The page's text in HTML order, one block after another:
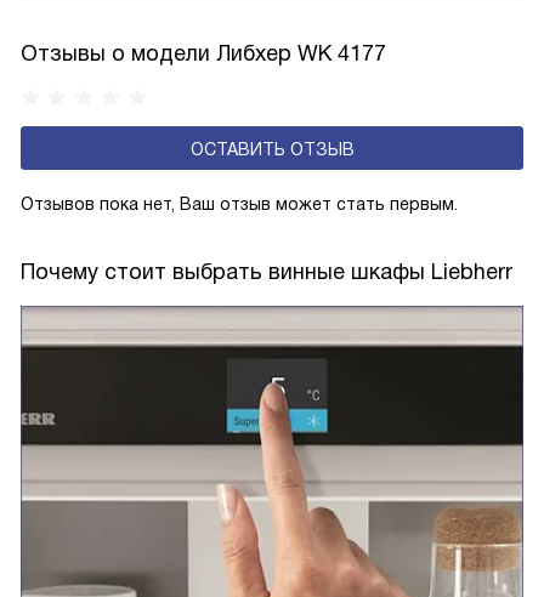
в помещении может варьироваться
Отзывы о модели Либхер WK 4177
ОСТАВИТЬ ОТЗЫВ
Отзывов пока нет, Ваш отзыв может стать первым.
Почему стоит выбрать винные шкафы Liebherr